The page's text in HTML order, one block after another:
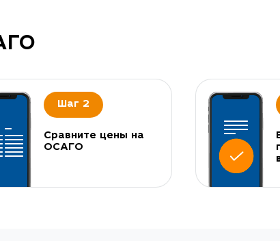
Шаг 2
Сравните цены на
ОСАГО